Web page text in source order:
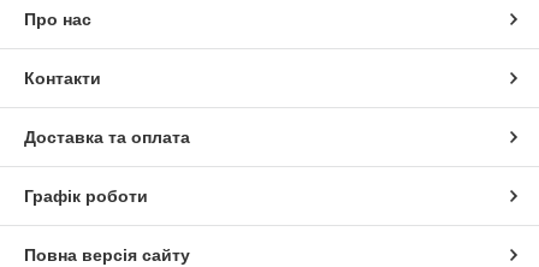
Про нас
Контакти
Доставка та оплата
Графік роботи
Повна версія сайту